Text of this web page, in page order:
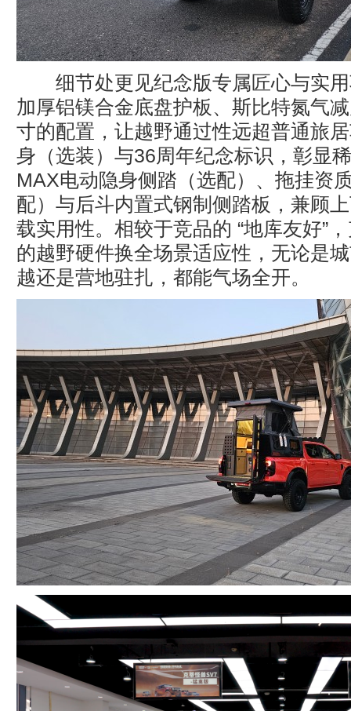
细节处更见纪念版专属匠心与实用
加厚铝镁合金底盘护板、斯比特氮气
寸的配置，让越野通过性远超普通旅
身（选装）与36周年纪念标识，彰显
MAX电动隐身侧踏（选配）、拖挂资
配）与后斗内置式钢制侧踏板，兼顾
载实用性。相较于竞品的 “地库友好”
的越野硬件换全场景适应性，无论是
越还是营地驻扎，都能气场全开。